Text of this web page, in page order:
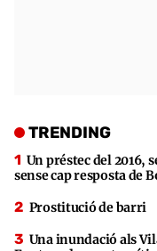
TRENDING
Un préstec del 2016,
sense cap resposta de
Prostitució de barri
Una inundació als